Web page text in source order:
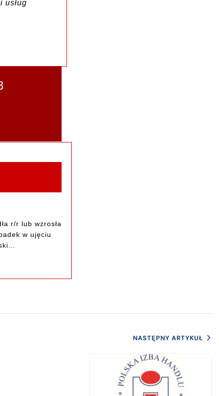
usług
r/r lub wzrosła
w ujęciu
NASTĘPNY ARTYKUŁ